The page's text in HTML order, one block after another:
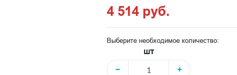
4 514 руб.
Выберите необходимое количество:
шт
−
+